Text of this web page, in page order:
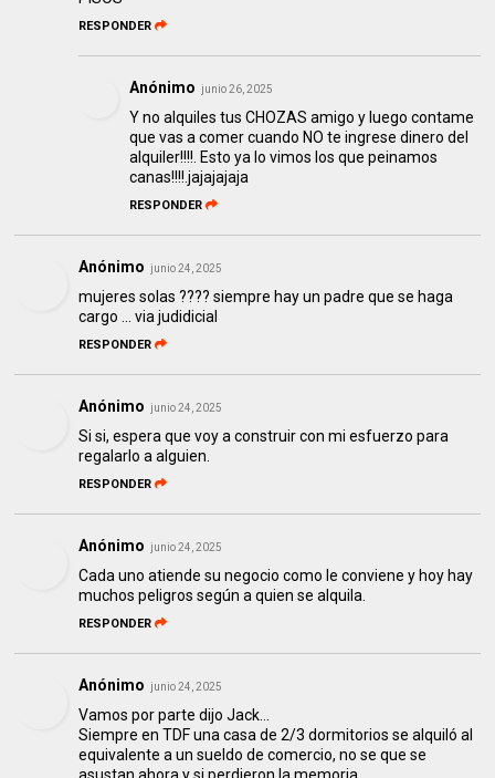
RESPONDER
Anónimo junio 26, 2025
Y no alquiles tus CHOZAS amigo y luego contame
que vas a comer cuando NO te ingrese dinero del
alquiler!!!!. Esto ya lo vimos los que peinamos
canas!!!!.jajajajaja
RESPONDER
Anónimo junio 24, 2025
mujeres solas ???? siempre hay un padre que se haga
cargo ... via judidicial
RESPONDER
Anónimo junio 24, 2025
Si si, espera que voy a construir con mi esfuerzo para
regalarlo a alguien.
RESPONDER
Anónimo junio 24, 2025
Cada uno atiende su negocio como le conviene y hoy hay
muchos peligros según a quien se alquila.
RESPONDER
Anónimo junio 24, 2025
Vamos por parte dijo Jack...
Siempre en TDF una casa de 2/3 dormitorios se alquiló al
equivalente a un sueldo de comercio, no se que se